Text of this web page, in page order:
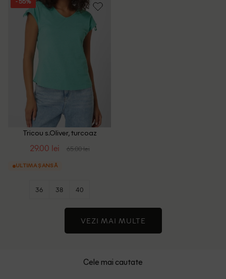
- 55%
Tricou s.Oliver, turcoaz
29.00 lei 65.00 lei
ULTIMA ȘANSĂ
36 38 40
VEZI MAI MULTE
Cele mai cautate